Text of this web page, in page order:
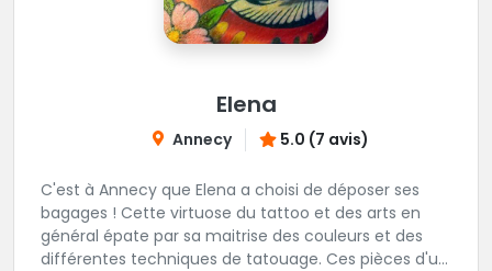
Elena
Annecy 5.0 (7 avis)
C'est à Annecy que Elena a choisi de déposer ses
bagages ! Cette virtuose du tattoo et des arts en
général épate par sa maitrise des couleurs et des
différentes techniques de tatouage. Ces pièces d'un